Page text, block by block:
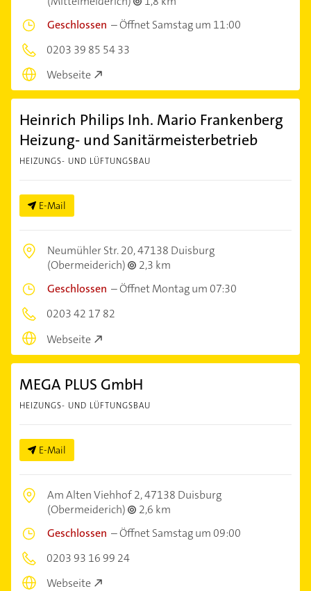
Geschlossen –Öffnet Samstag um 11:00
0203 39 85 54 33
Webseite
Heinrich Philips Inh. Mario Frankenberg
Heizung- und Sanitärmeisterbetrieb
HEIZUNGS- UND LÜFTUNGSBAU
E-Mail
Neumühler Str. 20,47138 Duisburg
(Obermeiderich)
2,3 km
Geschlossen –Öffnet Montag um 07:30
0203 42 17 82
Webseite
MEGA PLUS GmbH
HEIZUNGS- UND LÜFTUNGSBAU
E-Mail
Am Alten Viehhof 2,47138 Duisburg
(Obermeiderich)
2,6 km
Geschlossen –Öffnet Samstag um 09:00
0203 93 16 99 24
Webseite